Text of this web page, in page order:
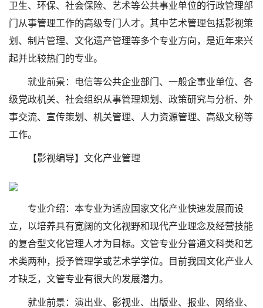
卫生、环保、社会保险、艺术等公共事业单位的行政管理部
门从事管理工作的高级专门人才。其中艺术管理包括影视策
划、制片管理、文化遗产管理等多个专业方向，是近年来兴
起并比较热门的专业。
就业前景：电信等公共企业部门、一般企事业单位、各
级党政机关、社会组织从事管理规划、政策研究与分析、外
事交流、宣传策划、机关管理、人力资源管理、高级文秘等
工作。
【影视编导】文化产业管理
专业介绍：本专业为适应国家文化产业快速发展而设
立，以培养具有宽阔的文化视野和现代产业理念及经营技能
的复合型文化管理人才为目标。文管专业分普通文科类和艺
术类两种，授予管理学或艺术学学位。目前我国文化产业人
才缺乏，文管专业有很大的发展潜力。
就业前景：演出业、影视业、出版业、报业、网络业、